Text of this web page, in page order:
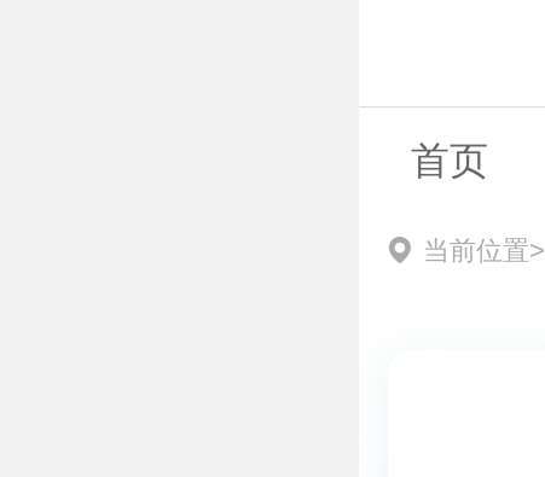
首页
当前位置>